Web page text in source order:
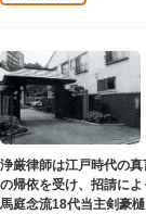
浄厳律師は江戸時代の
の帰依を受け、招請に
馬庭念流18代当主剣豪